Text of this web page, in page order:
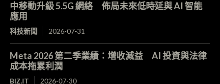
中移動升級 5.5G 網絡 佈局未來低時延與 AI 智能
應用
科技新聞 2026-07-31
Meta 2026 第二季業績：增收減益 AI 投資與法律
成本拖累利潤
BIZ.IT 2026-07-30